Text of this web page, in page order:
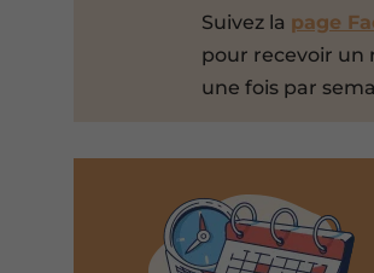
Suivez la page
pour recevoir un
une fois par